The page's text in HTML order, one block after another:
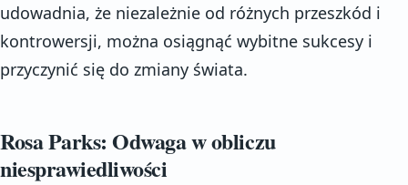
udowadnia, że niezależnie od różnych przeszkód i
kontrowersji, można osiągnąć wybitne sukcesy i
przyczynić się do zmiany świata.
Rosa Parks: Odwaga w obliczu
niesprawiedliwości